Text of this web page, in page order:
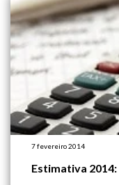
7 fevereiro 2014
Estimativa